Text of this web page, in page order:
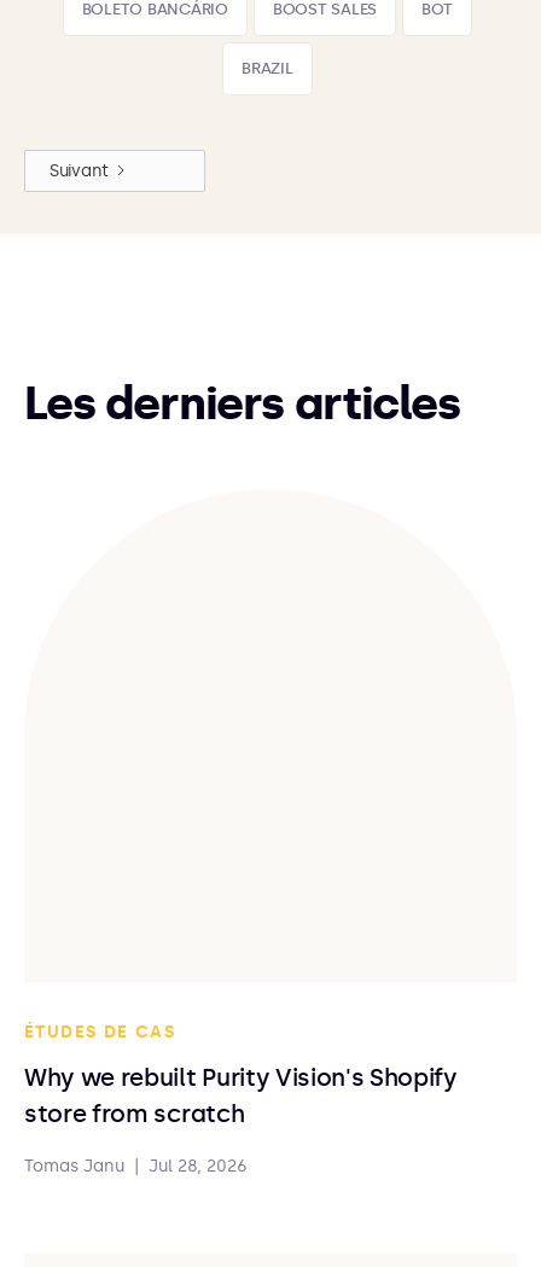
BOLETO BANCÁRIO BOOST SALES BOT
BRAZIL
Suivant
Les derniers articles
ÉTUDES DE CAS
Why we rebuilt Purity Vision's Shopify
store from scratch
Tomas Janu Jul 28, 2026